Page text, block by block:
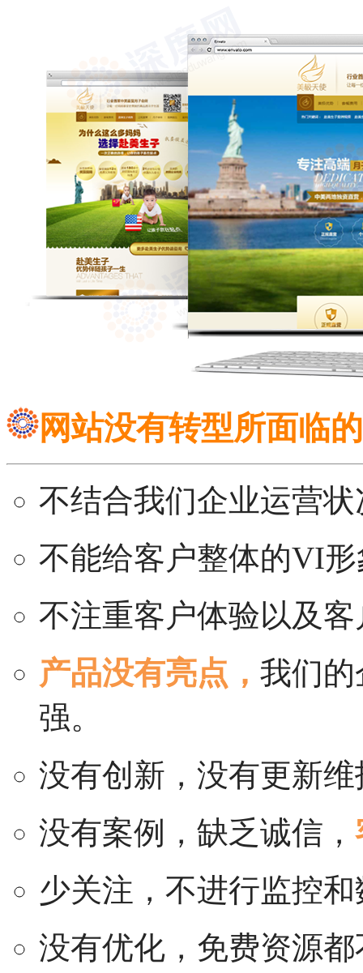
网站没有转型所面临
不结合我们企业运营状
不能给客户整体的VI
不注重客户体验以及
产品没有亮点， 我们
强。
没有创新，没有更新
没有案例，缺乏诚信，
少关注，不进行监控
没有优化，免费资源